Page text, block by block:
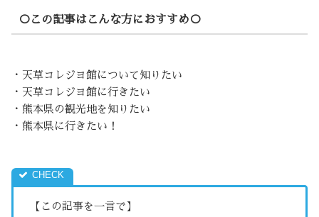
○この記事はこんな方におすすめ○
・天草コレジヨ館について知りたい
・天草コレジヨ館に行きたい
・熊本県の観光地を知りたい
・熊本県に行きたい！
【この記事を一言で】